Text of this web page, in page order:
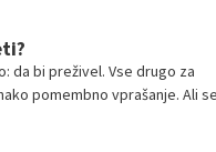
da bi preživel. Vse drugo za
pomembno vprašanje. Ali